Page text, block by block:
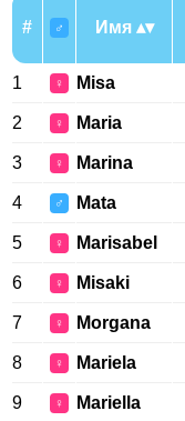
# ♂ Имя
1 ♀ Misa
2 ♀ Maria
3 ♀ Marina
4 ♂ Mata
5 ♀ Marisabel
6 ♀ Misaki
7 ♀ Morgana
8 ♀ Mariela
9 ♀ Mariella